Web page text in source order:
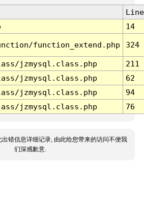
Line
14
function_extend.php 324
jzmysql.class.php
211
jzmysql.class.php
62
jzmysql.class.php
94
jzmysql.class.php 76
出错信息详细记录, 由此给您带来的访问不便我
们深感歉意.